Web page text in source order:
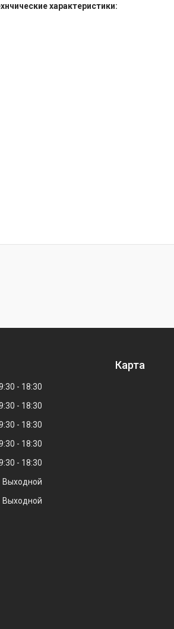
характеристики:
18:30
18:30
18:30
18:30
18:30
Выходной
Выходной
Карта